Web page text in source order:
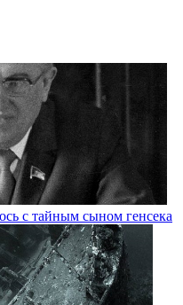
с тайным сыном генсека